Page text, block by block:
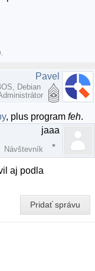
Pavel
Debian
, plus programfeh.
jaaa
Návštevník
aj podla
Pridať správu